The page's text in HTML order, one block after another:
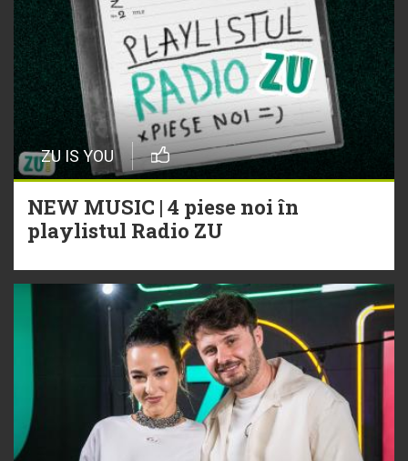
ZU IS YOU
NEW MUSIC | 4 piese noi în
playlistul Radio ZU